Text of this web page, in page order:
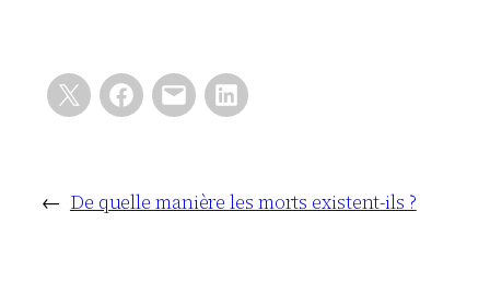
← De quelle manière les morts existent-ils ?